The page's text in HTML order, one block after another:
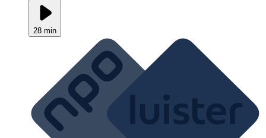
28 min